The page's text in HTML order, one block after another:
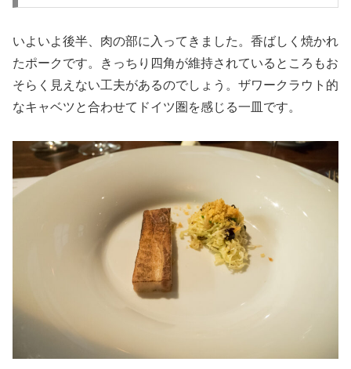
いよいよ後半、肉の部に入ってきました。香ばしく焼かれ
たポークです。きっちり四角が維持されているところもお
そらく見えない工夫があるのでしょう。ザワークラウト的
なキャベツと合わせてドイツ圏を感じる一皿です。